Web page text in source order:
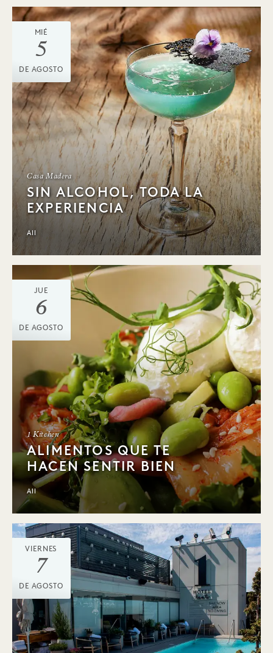
MIÉ
5
DE AGOSTO
Casa Madera
SIN ALCOHOL, TODA LA
EXPERIENCIA
All
JUE
6
DE AGOSTO
1 Kitchen
ALIMENTOS QUE TE
HACEN SENTIR BIEN
All
VIERNES
7
DE AGOSTO